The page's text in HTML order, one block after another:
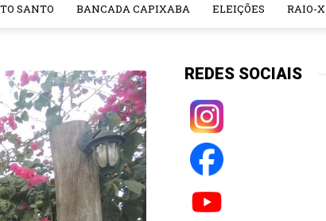
SANTO BANCADA CAPIXABA ELEIÇÕES RAIO-X
REDES SOCIAIS